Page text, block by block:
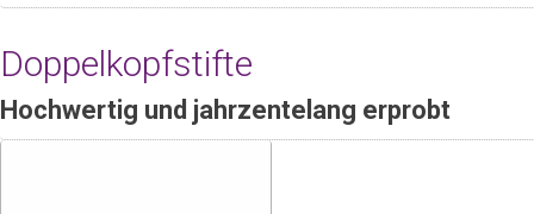
Doppelkopfstifte
Hochwertig und jahrzentelang erprobt